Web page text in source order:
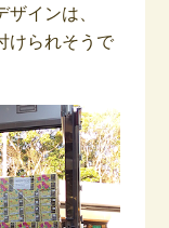
インは、
けられそうで